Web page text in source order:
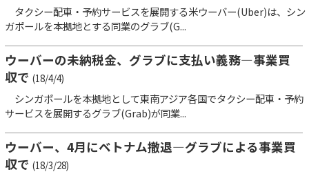
タクシー配車・予約サービスを展開する米ウーバー(Uber)は、シン
ガポールを本拠地とする同業のグラブ(G...
ウーバーの未納税金、グラブに支払い義務―事業買
収で (18/4/4)
シンガポールを本拠地として東南アジア各国でタクシー配車・予約
サービスを展開するグラブ(Grab)が同業...
ウーバー、4月にベトナム撤退―グラブによる事業買
収で (18/3/28)